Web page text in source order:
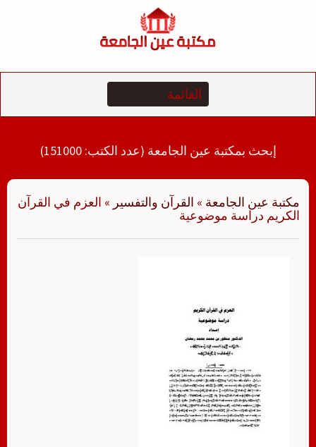
إبحث بمكتبة عين الجامعة (عدد الكتب: 151000)
مكتبة عين الجامعة » القرآن والتفسير » العزم في القرآن
الكريم دراسة موضوعية